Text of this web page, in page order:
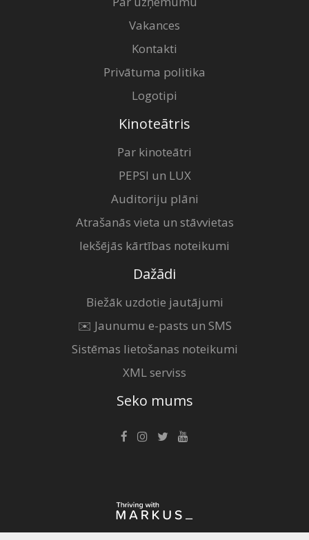
Vakances
Kontakti
Privātuma politika
Logotipi
Kinoteātris
Par kinoteātri
PEPSI un LUX
Auditoriju plāni
Atrašanās vieta un stāvvietas
Iekšējās kārtības noteikumi
Dažādi
Biežāk uzdotie jautājumi
✉️ Jaunumu e-pasts un SMS
Sistēmas lietošanas noteikumi
XML serviss
Seko mums